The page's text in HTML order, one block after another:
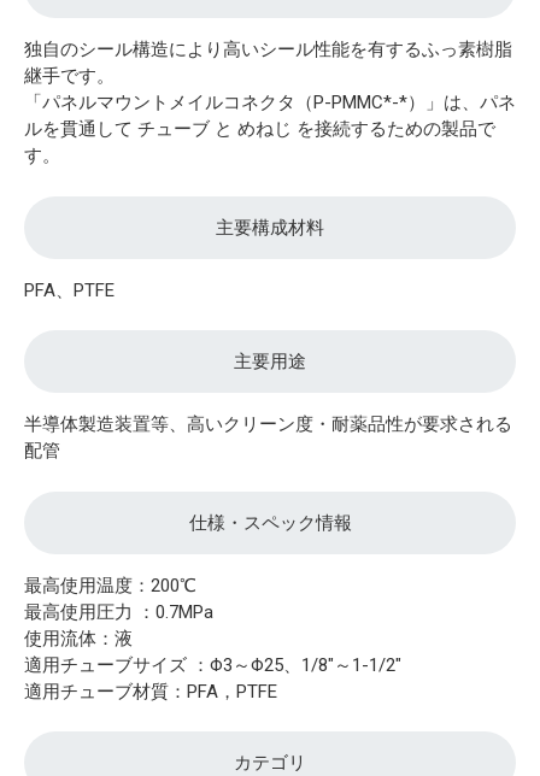
独自のシール構造により高いシール性能を有するふっ素樹脂
継手です。
「パネルマウントメイルコネクタ（P-PMMC*-*）」は、パネ
ルを貫通して チューブ と めねじ を接続するための製品で
す。
主要構成材料
PFA、PTFE
主要用途
半導体製造装置等、高いクリーン度・耐薬品性が要求される
配管
仕様・スペック情報
最高使用温度：200℃
最高使用圧力 ：0.7MPa
使用流体：液
適用チューブサイズ ：Φ3～Φ25、1/8"～1-1/2"
適用チューブ材質：PFA，PTFE
カテゴリ